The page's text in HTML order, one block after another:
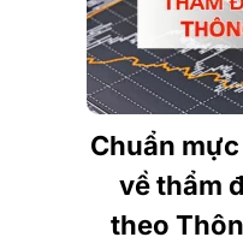
Chuẩn
về thẩm
theo